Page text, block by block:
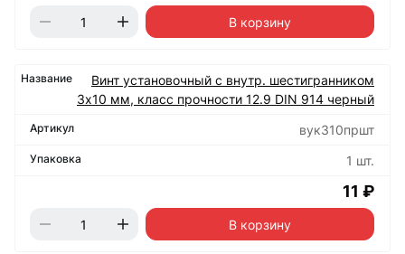
В корзину
Винт установочный с внутр. шестигранником
3х10 мм, класс прочности 12.9 DIN 914 черный
вук310пршт
1 шт.
11 ₽
В корзину